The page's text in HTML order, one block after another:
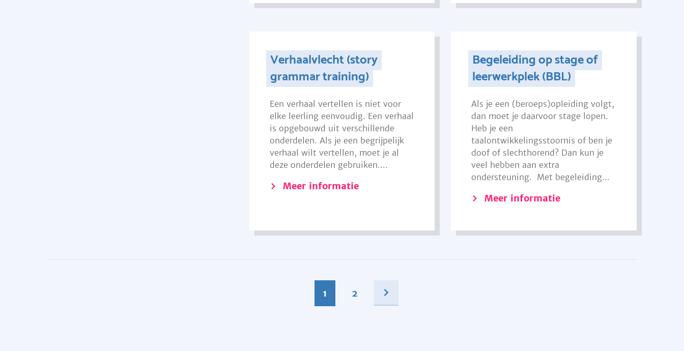
Verhaalvlecht (story
grammar training)
Een verhaal vertellen is niet voor
elke leerling eenvoudig. Een verhaal
is opgebouwd uit verschillende
onderdelen. Als je een begrijpelijk
verhaal wilt vertellen, moet je al
deze onderdelen gebruiken....
Meer informatie
Begeleiding op stage of
leerwerkplek (BBL)
Als je een (beroeps)opleiding volgt,
dan moet je daarvoor stage lopen.
Heb je een
taalontwikkelingsstoornis of ben je
doof of slechthorend? Dan kun je
veel hebben aan extra
ondersteuning. Met begeleiding...
Meer informatie
1 2